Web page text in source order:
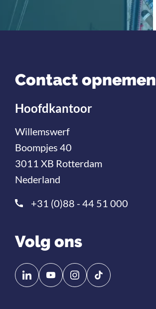
Contact opnemen
Hoofdkantoor
Willemswerf
Boompjes 40
3011 XB Rotterdam
Nederland
+31 (0)88 - 44 51 000
Volg ons
Volg
ons
Volg
ons